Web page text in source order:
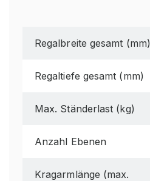
Regalbreite gesamt (mm)
Regaltiefe gesamt (mm)
Max. Ständerlast (kg)
Anzahl Ebenen
Kragarmlänge (max.